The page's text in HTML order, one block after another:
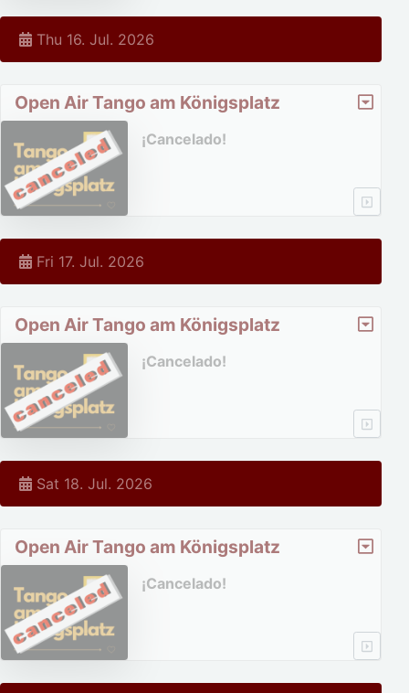
Thu 16. Jul. 2026
Open Air Tango am Königsplatz
¡Cancelado!
Fri 17. Jul. 2026
Open Air Tango am Königsplatz
¡Cancelado!
Sat 18. Jul. 2026
Open Air Tango am Königsplatz
¡Cancelado!